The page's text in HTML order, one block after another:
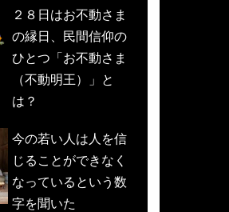
２８日はお不動さま
の縁日、民間信仰の
ひとつ「お不動さま
（不動明王）」と
は？
今の若い人は人を信
じることができなく
なっているという数
字を聞いた